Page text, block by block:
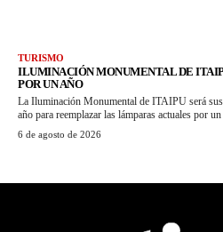
TURISMO
ILUMINACIÓN MONUMENTAL DE
POR UN AÑO
La Iluminación Monumental de ITAIPU será
año para reemplazar las lámparas actuales por
6 de agosto de 2026